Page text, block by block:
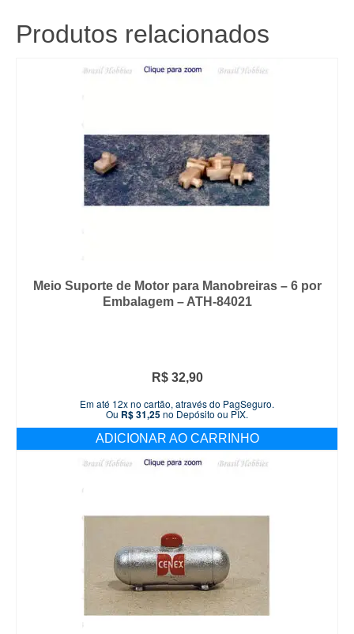
Produtos relacionados
Meio Suporte de Motor para Manobreiras – 6 por
Embalagem – ATH-84021
R$32,90
Em até 12x no cartão, através do PagSeguro.
Ou R$31,25no Depósito ou PIX.
ADICIONAR AO CARRINHO